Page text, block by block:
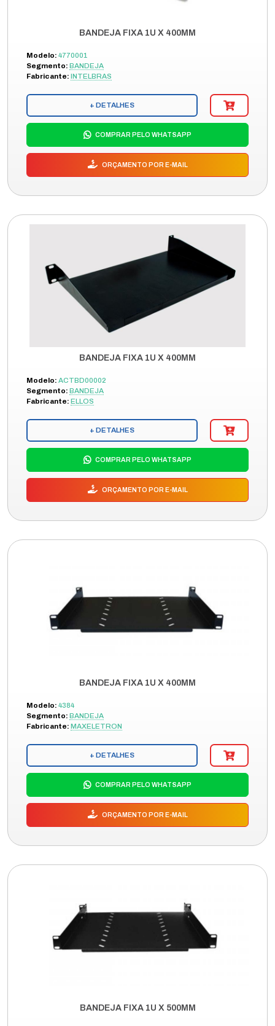
BANDEJA FIXA 1U X 400MM
Modelo: 4770001
Segmento: BANDEJA
Fabricante: INTELBRAS
+ DETALHES
COMPRAR PELO WHATSAPP
ORÇAMENTO POR E-MAIL
BANDEJA FIXA 1U X 400MM
Modelo: ACTBD00002
Segmento: BANDEJA
Fabricante: ELLOS
+ DETALHES
COMPRAR PELO WHATSAPP
ORÇAMENTO POR E-MAIL
BANDEJA FIXA 1U X 400MM
Modelo: 4384
Segmento: BANDEJA
Fabricante: MAXELETRON
+ DETALHES
COMPRAR PELO WHATSAPP
ORÇAMENTO POR E-MAIL
BANDEJA FIXA 1U X 500MM